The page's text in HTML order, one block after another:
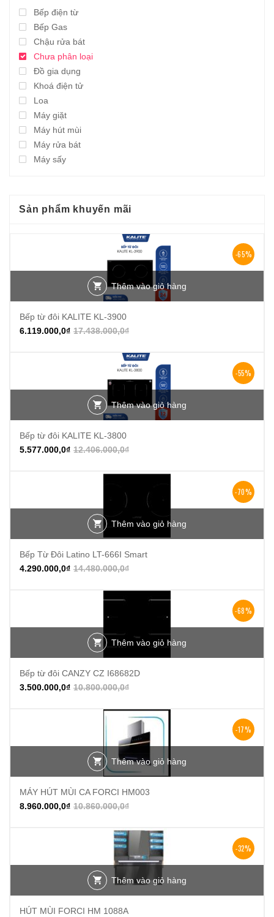
Bếp điện từ
Bếp Gas
Chậu rửa bát
Chưa phân loại
Đồ gia dụng
Khoá điện tử
Loa
Máy giặt
Máy hút mùi
Máy rửa bát
Máy sấy
Sản phẩm khuyến mãi
-65%
Thêm vào giỏ hàng
Bếp từ đôi KALITE KL-3900
17.438.000,0₫
6.119.000,0₫
-55%
Thêm vào giỏ hàng
Bếp từ đôi KALITE KL-3800
12.406.000,0₫
5.577.000,0₫
-70%
Thêm vào giỏ hàng
Bếp Từ Đôi Latino LT-666I Smart
14.480.000,0₫
4.290.000,0₫
-68%
Thêm vào giỏ hàng
Bếp từ đôi CANZY CZ I68682D
10.800.000,0₫
3.500.000,0₫
-17%
Thêm vào giỏ hàng
MÁY HÚT MÙI CA FORCI HM003
10.860.000,0₫
8.960.000,0₫
-32%
Thêm vào giỏ hàng
HÚT MÙI FORCI HM 1088A